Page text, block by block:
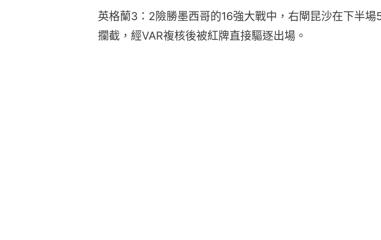
英格蘭3：2險勝墨西哥的16強大戰中，右閘昆沙在下半
攔截，經VAR複核後被紅牌直接驅逐出場。